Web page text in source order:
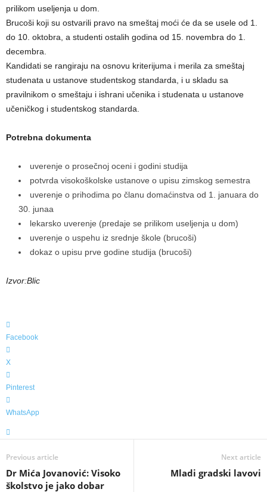
prilikom useljenja u dom.
Brucoši koji su ostvarili pravo na smeštaj moći će da se usele od 1.
do 10. oktobra, a studenti ostalih godina od 15. novembra do 1.
decembra.
Kandidati se rangiraju na osnovu kriterijuma i merila za smeštaj
studenata u ustanove studentskog standarda, i u skladu sa
pravilnikom o smeštaju i ishrani učenika i studenata u ustanove
učeničkog i studentskog standarda.
Potrebna dokumenta
uverenje o prosečnoj oceni i godini studija
potvrda visokoškolske ustanove o upisu zimskog semestra
uverenje o prihodima po članu domaćinstva od 1. januara do
30. junaa
lekarsko uverenje (predaje se prilikom useljenja u dom)
uverenje o uspehu iz srednje škole (brucoši)
dokaz o upisu prve godine studija (brucoši)
Izvor:Blic
Facebook
X
Pinterest
WhatsApp
Previous article
Dr Mića Jovanović: Visoko
školstvo je jako dobar
Next article
Mladi gradski lavovi